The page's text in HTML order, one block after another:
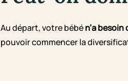
Au départ, votre bébén’a
pouvoir commencer la